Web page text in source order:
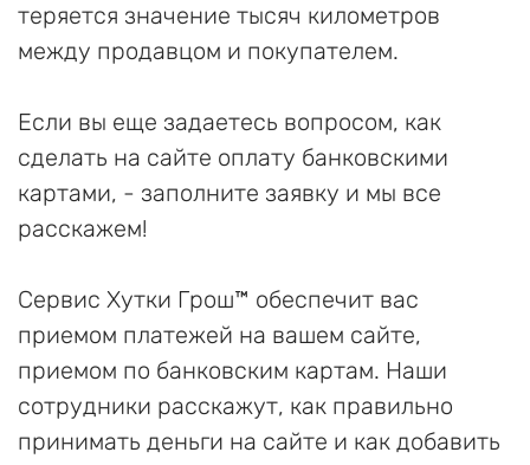
теряется значение тысяч километров
между продавцом и покупателем.
Если вы еще задаетесь вопросом, как
сделать на сайте оплату банковскими
картами, - заполните заявку и мы все
расскажем!
Сервис Хутки Грош™ обеспечит вас
приемом платежей на вашем сайте,
приемом по банковским картам. Наши
сотрудники расскажут, как правильно
принимать деньги на сайте и как добавить